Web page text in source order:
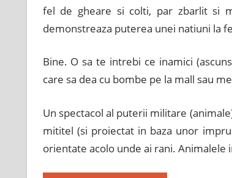
fel de gheare si colti, par zbarlit si
demonstreaza puterea unei natiuni la
Bine. O sa te intrebi ce inamici
care sa dea cu bombe pe la mall sau
Un spectacol al puterii militare
mititel (si proiectat in baza unor
orientate acolo unde ai rani. Animalele